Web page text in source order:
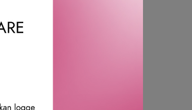
molekyl – samt en trio av